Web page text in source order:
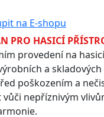
na E-shopu
PRO HASICÍ
provedení na
a
poškozením a
nepříznivým